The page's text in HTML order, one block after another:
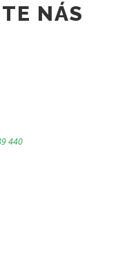
NÁS
440